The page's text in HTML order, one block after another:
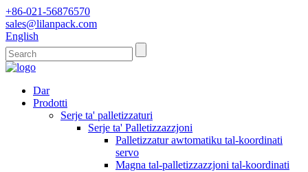
+86-021-56876570
sales@lilanpack.com
English
Dar
Prodotti
Serje ta' palletizzaturi
Serje ta' Palletizzazzjoni
Palletizzatur awtomatiku tal-koordinati
servo
Magna tal-palletizzazzjoni tal-koordinati